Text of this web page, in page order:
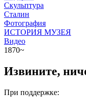
Скульптура
Сталин
Фотография
ИСТОРИЯ МУЗЕЯ
Видео
1870~
Извините,
При поддержке: